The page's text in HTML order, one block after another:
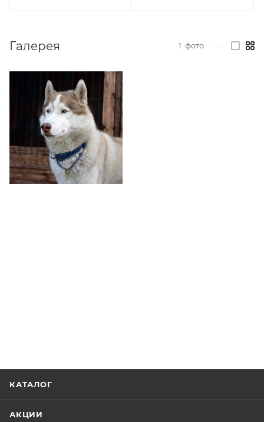
Галерея 1 фото
КАТАЛОГ
АКЦИИ